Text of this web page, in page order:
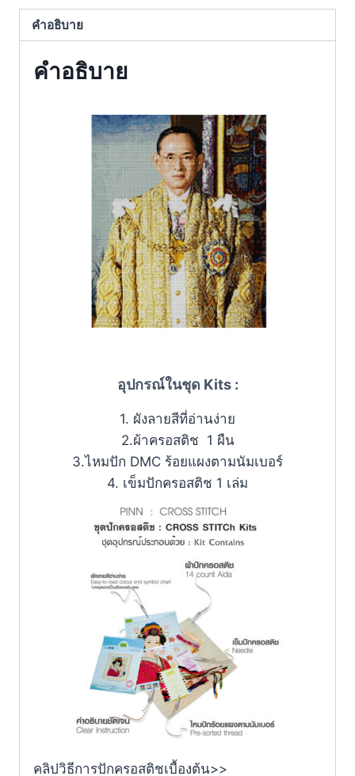
คำอธิบาย
คำอธิบาย
อุปกรณ์ในชุด Kits :
1. ผังลายสีที่อ่านง่าย
2.ผ้าครอสติช 1 ผืน
3.ไหมปัก DMC ร้อยแผงตามนัมเบอร์
4. เข็มปักครอสติช 1 เล่ม
คลิปวิธีการปักครอสติชเบื้องต้น>>